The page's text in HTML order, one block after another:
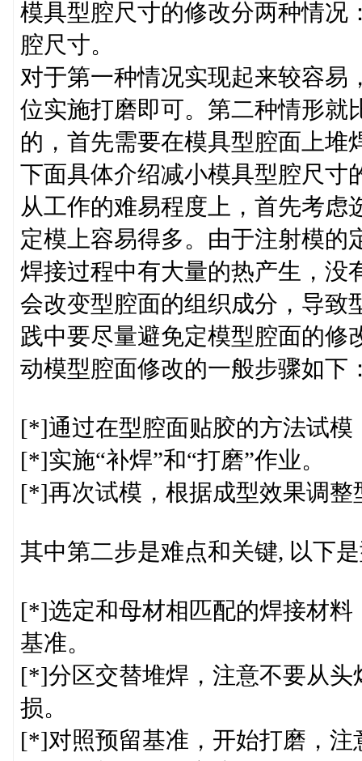
模具型腔尺寸的修改分两种情况
腔尺寸。
对于第一种情况实现起来较容易
位实施打磨即可。第二种情形就
的，首先需要在模具型腔面上堆
下面具体介绍减小模具型腔尺寸
从工作的难易程度上，首先考虑
定模上容易得多。由于注射模的
焊接过程中有大量的热产生，没
会改变型腔面的组织成分，导致
践中要尽量避免定模型腔面的修
动模型腔面修改的一般步骤如下
[*]通过在型腔面贴胶的方法试
[*]实施“补焊”和“打磨”作业。
[*]再次试模，根据成型效果调整
其中第二步是难点和关键, 以下
[*]选定和母材相匹配的焊接材
基准。
[*]分区交替堆焊，注意不要从
损。
[*]对照预留基准，开始打磨，